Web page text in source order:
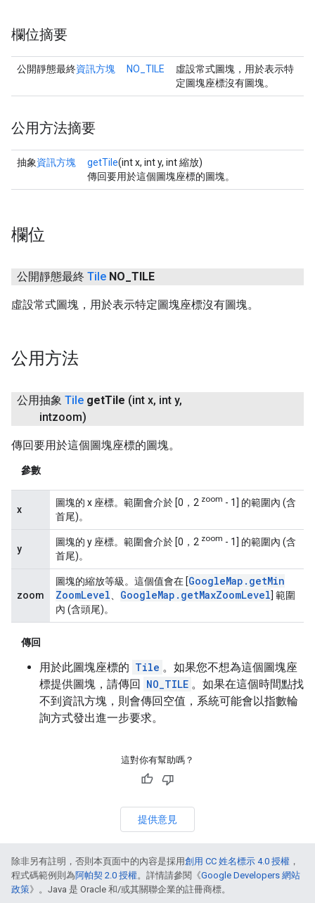
欄位摘要
公開靜態最終資訊方塊 NO_TILE
虛設常式圖塊，用於表示特
定圖塊座標沒有圖塊。
公用方法摘要
抽象資訊方塊 getTile(int x, int y, int 縮放)
傳回要用於這個圖塊座標的圖塊。
欄位
公開靜態最終 Tile NO TILE
虛設常式圖塊，用於表示特定圖塊座標沒有圖塊。
公用方法
公用抽象 Tile getTile (int x, int y,
intzoom)
傳回要用於這個圖塊座標的圖塊。
參數
x
圖塊的 x 座標。範圍會介於 [0，2 zoom - 1] 的範圍內 (含
首尾)。
y
圖塊的 y 座標。範圍會介於 [0，2 zoom - 1] 的範圍內 (含
首尾)。
zoom
圖塊的縮放等級。這個值會在 [GoogleMap . getMin
ZoomLevel GoogleMap . getMaxZoomLevel] 範圍
內 (含頭尾)。
傳回
用於此圖塊座標的 Tile 。如果您不想為這個圖塊座
標提供圖塊，請傳回
NO_TILE 。如果在這個時間點找
不到資訊方塊，則會傳回空值，系統可能會以指數輪
詢方式發出進一步要求。
這對你有幫助嗎？
提供意見
除非另有註明，否則本頁面中的內容是採用創用 CC 姓名標示 4.0 授權 ，
程式碼範例則為阿帕契 2.0 授權。詳情請參閱《Google Developers 網站
政策》。Java 是 Oracle 和/或其關聯企業的註冊商標。